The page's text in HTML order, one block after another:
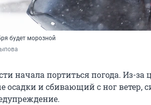
будет морозной
начала портиться погода. Из-за
осадки и сбивающий с ног ветер,